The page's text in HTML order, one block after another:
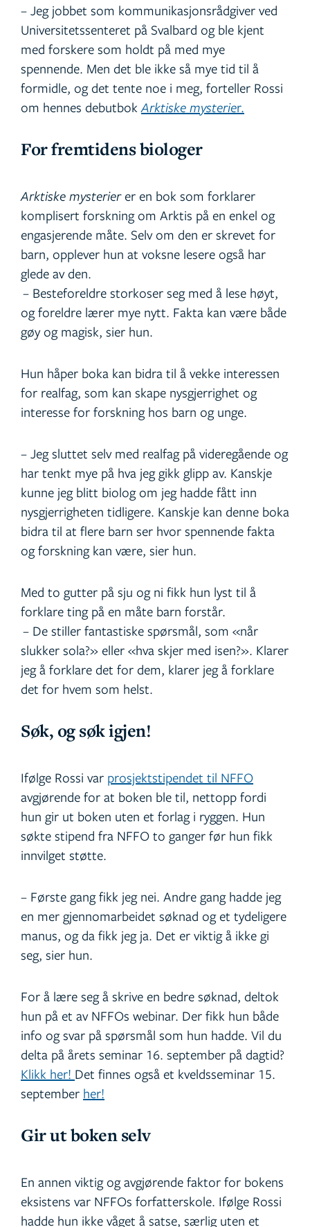
– Jeg jobbet som kommunikasjonsrådgiver ved
Universitetssenteret på Svalbard og ble kjent
med forskere som holdt på med mye
spennende. Men det ble ikke så mye tid til å
formidle, og det tente noe i meg, forteller Rossi
om hennes debutbok Arktiske mysterier.
For fremtidens biologer
Arktiske mysterierer en bok som forklarer
komplisert forskning om Arktis på en enkel og
engasjerende måte. Selv om den er skrevet for
barn, opplever hun at voksne lesere også har
glede av den.
– Besteforeldre storkoser seg med å lese høyt,
og foreldre lærer mye nytt. Fakta kan være både
gøy og magisk, sier hun.
Hun håper boka kan bidra til å vekke interessen
for realfag, som kan skape nysgjerrighet og
interesse for forskning hos barn og unge.
– Jeg sluttet selv med realfag på videregående og
har tenkt mye på hva jeg gikk glipp av. Kanskje
kunne jeg blitt biolog om jeg hadde fått inn
nysgjerrigheten tidligere. Kanskje kan denne boka
bidra til at flere barn ser hvor spennende fakta
og forskning kan være, sier hun.
Med to gutter på sju og ni fikk hun lyst til å
forklare ting på en måte barn forstår.
– De stiller fantastiske spørsmål, som «når
slukker sola?» eller «hva skjer med isen?». Klarer
jeg å forklare det for dem, klarer jeg å forklare
det for hvem som helst.
Søk, og søk igjen!
Ifølge Rossi var prosjektstipendet til NFFO
avgjørende for at boken ble til, nettopp fordi
hun gir ut boken uten et forlag i ryggen. Hun
søkte stipend fra NFFO to ganger før hun fikk
innvilget støtte.
– Første gang fikk jeg nei. Andre gang hadde jeg
en mer gjennomarbeidet søknad og et tydeligere
manus, og da fikk jeg ja. Det er viktig å ikke gi
seg, sier hun.
For å lære seg å skrive en bedre søknad, deltok
hun på et av NFFOs webinar. Der fikk hun både
info og svar på spørsmål som hun hadde. Vil du
delta på årets seminar 16. september på dagtid?
Klikk her! Det finnes også et kveldsseminar 15.
september her!
Gir ut boken selv
En annen viktig og avgjørende faktor for bokens
eksistens var NFFOs forfatterskole. Ifølge Rossi
hadde hun ikke våget å satse, særlig uten et